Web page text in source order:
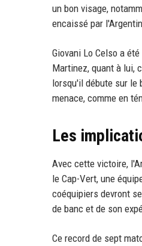
un bon visage,
encaissé par
Giovani Lo Celso a
Martinez, quant à lui,
lorsqu'il débute sur le
menace, comme en
Les
Avec cette victoire,
le Cap-Vert, une
coéquipiers devront
de banc et de son
Ce record de sept